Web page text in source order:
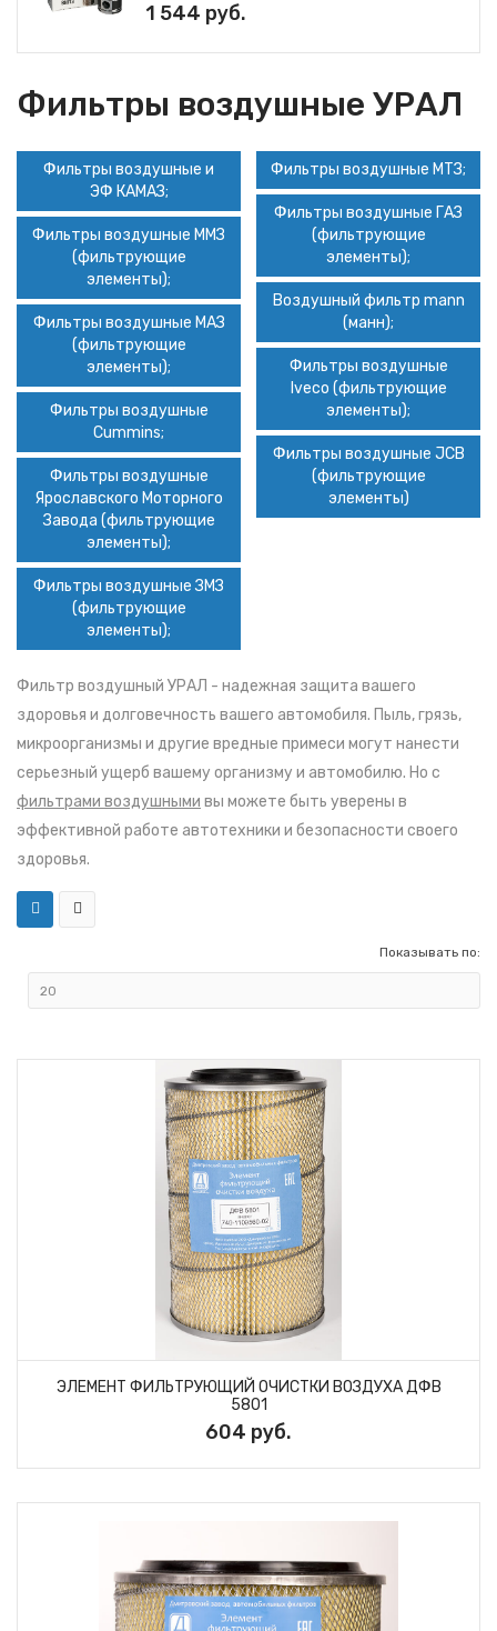
1 544 руб.
Фильтры воздушные УРАЛ
Фильтры воздушные и
ЭФ КАМАЗ;
Фильтры воздушные ММЗ
(фильтрующие
элементы);
Фильтры воздушные МАЗ
(фильтрующие
элементы);
Фильтры воздушные
Cummins;
Фильтры воздушные
Ярославского Моторного
Завода (фильтрующие
элементы);
Фильтры воздушные ЗМЗ
(фильтрующие
элементы);
Фильтры воздушные МТЗ;
Фильтры воздушные ГАЗ
(фильтрующие
элементы);
Воздушный фильтр mann
(манн);
Фильтры воздушные
Iveco (фильтрующие
элементы);
Фильтры воздушные JCB
(фильтрующие
элементы)
Фильтр воздушный УРАЛ - надежная защита вашего
здоровья и долговечность вашего автомобиля. Пыль, грязь,
микроорганизмы и другие вредные примеси могут нанести
серьезный ущерб вашему организму и автомобилю. Но с
фильтрами воздушными вы можете быть уверены в
эффективной работе автотехники и безопасности своего
здоровья.
Показывать по:
ЭЛЕМЕНТ ФИЛЬТРУЮЩИЙ ОЧИСТКИ ВОЗДУХА ДФВ
5801
604 руб.